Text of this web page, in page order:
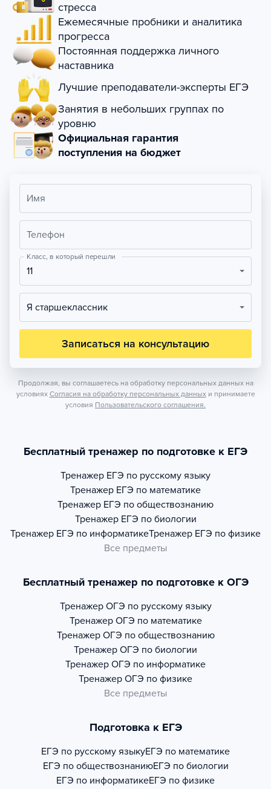
стресса
Ежемесячные пробники и аналитика
прогресса
Постоянная поддержка личного
наставника
Лучшие преподаватели-эксперты ЕГЭ
Занятия в небольших группах по
уровню
Официальная гарантия
поступления на бюджет
Имя
Телефон
Класс, в который перешли
11
Я старшеклассник
Записаться на консультацию
Продолжая, вы соглашаетесь на обработку персональных данных на
условиях Согласия на обработку персональных данных и принимаете
условия Пользовательского соглашения.
Бесплатный тренажер по подготовке к ЕГЭ
Тренажер ЕГЭ по русскому языку
Тренажер ЕГЭ по математике
Тренажер ЕГЭ по обществознанию
Тренажер ЕГЭ по биологии
Тренажер ЕГЭ по информатикеТренажер ЕГЭ по физике
Все предметы
Бесплатный тренажер по подготовке к ОГЭ
Тренажер ОГЭ по русскому языку
Тренажер ОГЭ по математике
Тренажер ОГЭ по обществознанию
Тренажер ОГЭ по биологии
Тренажер ОГЭ по информатике
Тренажер ОГЭ по физике
Все предметы
Подготовка к ЕГЭ
ЕГЭ по русскому языкуЕГЭ по математике
ЕГЭ по обществознаниюЕГЭ по биологии
ЕГЭ по информатикеЕГЭ по физике